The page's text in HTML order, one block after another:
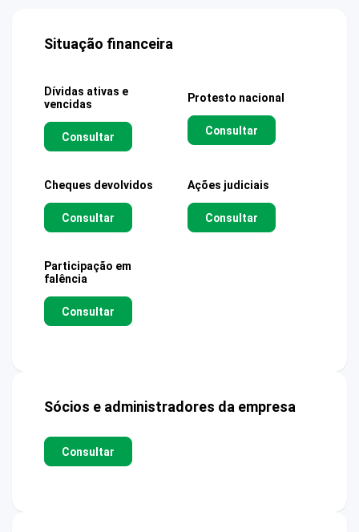
Situação financeira
Dívidas ativas e
vencidas
Consultar
Protesto nacional
Consultar
Cheques devolvidos
Consultar
Ações judiciais
Consultar
Participação em
falência
Consultar
Sócios e administradores da empresa
Consultar